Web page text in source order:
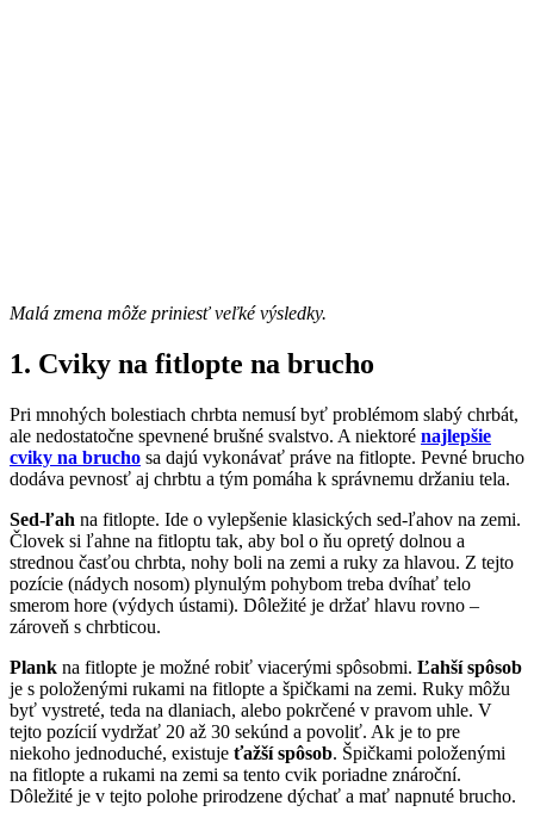
Malá zmena môže priniesť veľké výsledky.
1. Cviky na fitlopte na brucho
Pri mnohých bolestiach chrbta nemusí byť problémom slabý chrbát,
ale nedostatočne spevnené brušné svalstvo. A niektoré najlepšie
cviky na brucho sa dajú vykonávať práve na fitlopte. Pevné brucho
dodáva pevnosť aj chrbtu a tým pomáha k správnemu držaniu tela.
Sed-ľah na fitlopte. Ide o vylepšenie klasických sed-ľahov na zemi.
Človek si ľahne na fitloptu tak, aby bol o ňu opretý dolnou a
strednou časťou chrbta, nohy boli na zemi a ruky za hlavou. Z tejto
pozície (nádych nosom) plynulým pohybom treba dvíhať telo
smerom hore (výdych ústami). Dôležité je držať hlavu rovno –
zároveň s chrbticou.
Plank na fitlopte je možné robiť viacerými spôsobmi. Ľahší spôsob
je s položenými rukami na fitlopte a špičkami na zemi. Ruky môžu
byť vystreté, teda na dlaniach, alebo pokrčené v pravom uhle. V
tejto pozícií vydržať 20 až 30 sekúnd a povoliť. Ak je to pre
niekoho jednoduché, existuje ťažší spôsob. Špičkami položenými
na fitlopte a rukami na zemi sa tento cvik poriadne znároční.
Dôležité je v tejto polohe prirodzene dýchať a mať napnuté brucho.